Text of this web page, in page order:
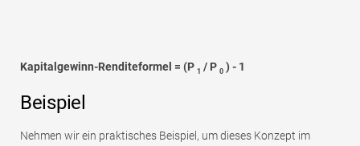
Kapitalgewinn-Renditeformel = (P 1 / P 0 ) - 1
Beispiel
Nehmen wir ein praktisches Beispiel, um dieses Konzept im